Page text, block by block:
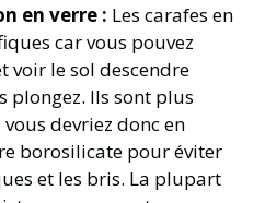
en verre : Les carafes en
car vous pouvez
voir le sol descendre
plongez. Ils sont plus
devriez donc en
borosilicate pour éviter
et les bris. La plupart